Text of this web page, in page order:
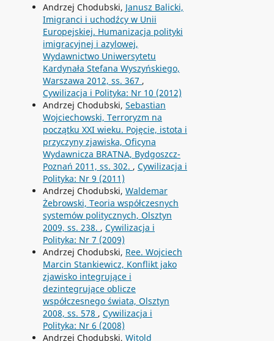
Andrzej Chodubski, Janusz Balicki,
Imigranci i uchodźcy w Unii
Europejskiej. Humanizacja polityki
imigracyjnej i azylowej,
Wydawnictwo Uniwersytetu
Kardynała Stefana Wyszyńskiego,
Warszawa 2012, ss. 367 ,
Cywilizacja i Polityka: Nr 10 (2012)
Andrzej Chodubski, Sebastian
Wojciechowski, Terroryzm na
początku XXI wieku. Pojęcie, istota i
przyczyny zjawiska, Oficyna
Wydawnicza BRATNA, Bydgoszcz-
Poznań 2011, ss. 302. , Cywilizacja i
Polityka: Nr 9 (2011)
Andrzej Chodubski, Waldemar
Żebrowski, Teoria współczesnych
systemów politycznych, Olsztyn
2009, ss. 238. , Cywilizacja i
Polityka: Nr 7 (2009)
Andrzej Chodubski, Ree. Wojciech
Marcin Stankiewicz, Konflikt jako
zjawisko integrujące i
dezintegrujące oblicze
współczesnego świata, Olsztyn
2008, ss. 578 , Cywilizacja i
Polityka: Nr 6 (2008)
Andrzej Chodubski, Witold